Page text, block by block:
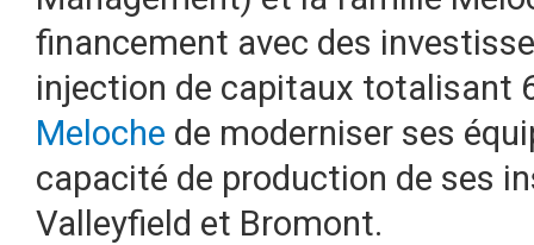
financement avec des
injection de capitaux totalisant
Meloche de moderniser ses
capacité de production de ses
Valleyfield et Bromont.